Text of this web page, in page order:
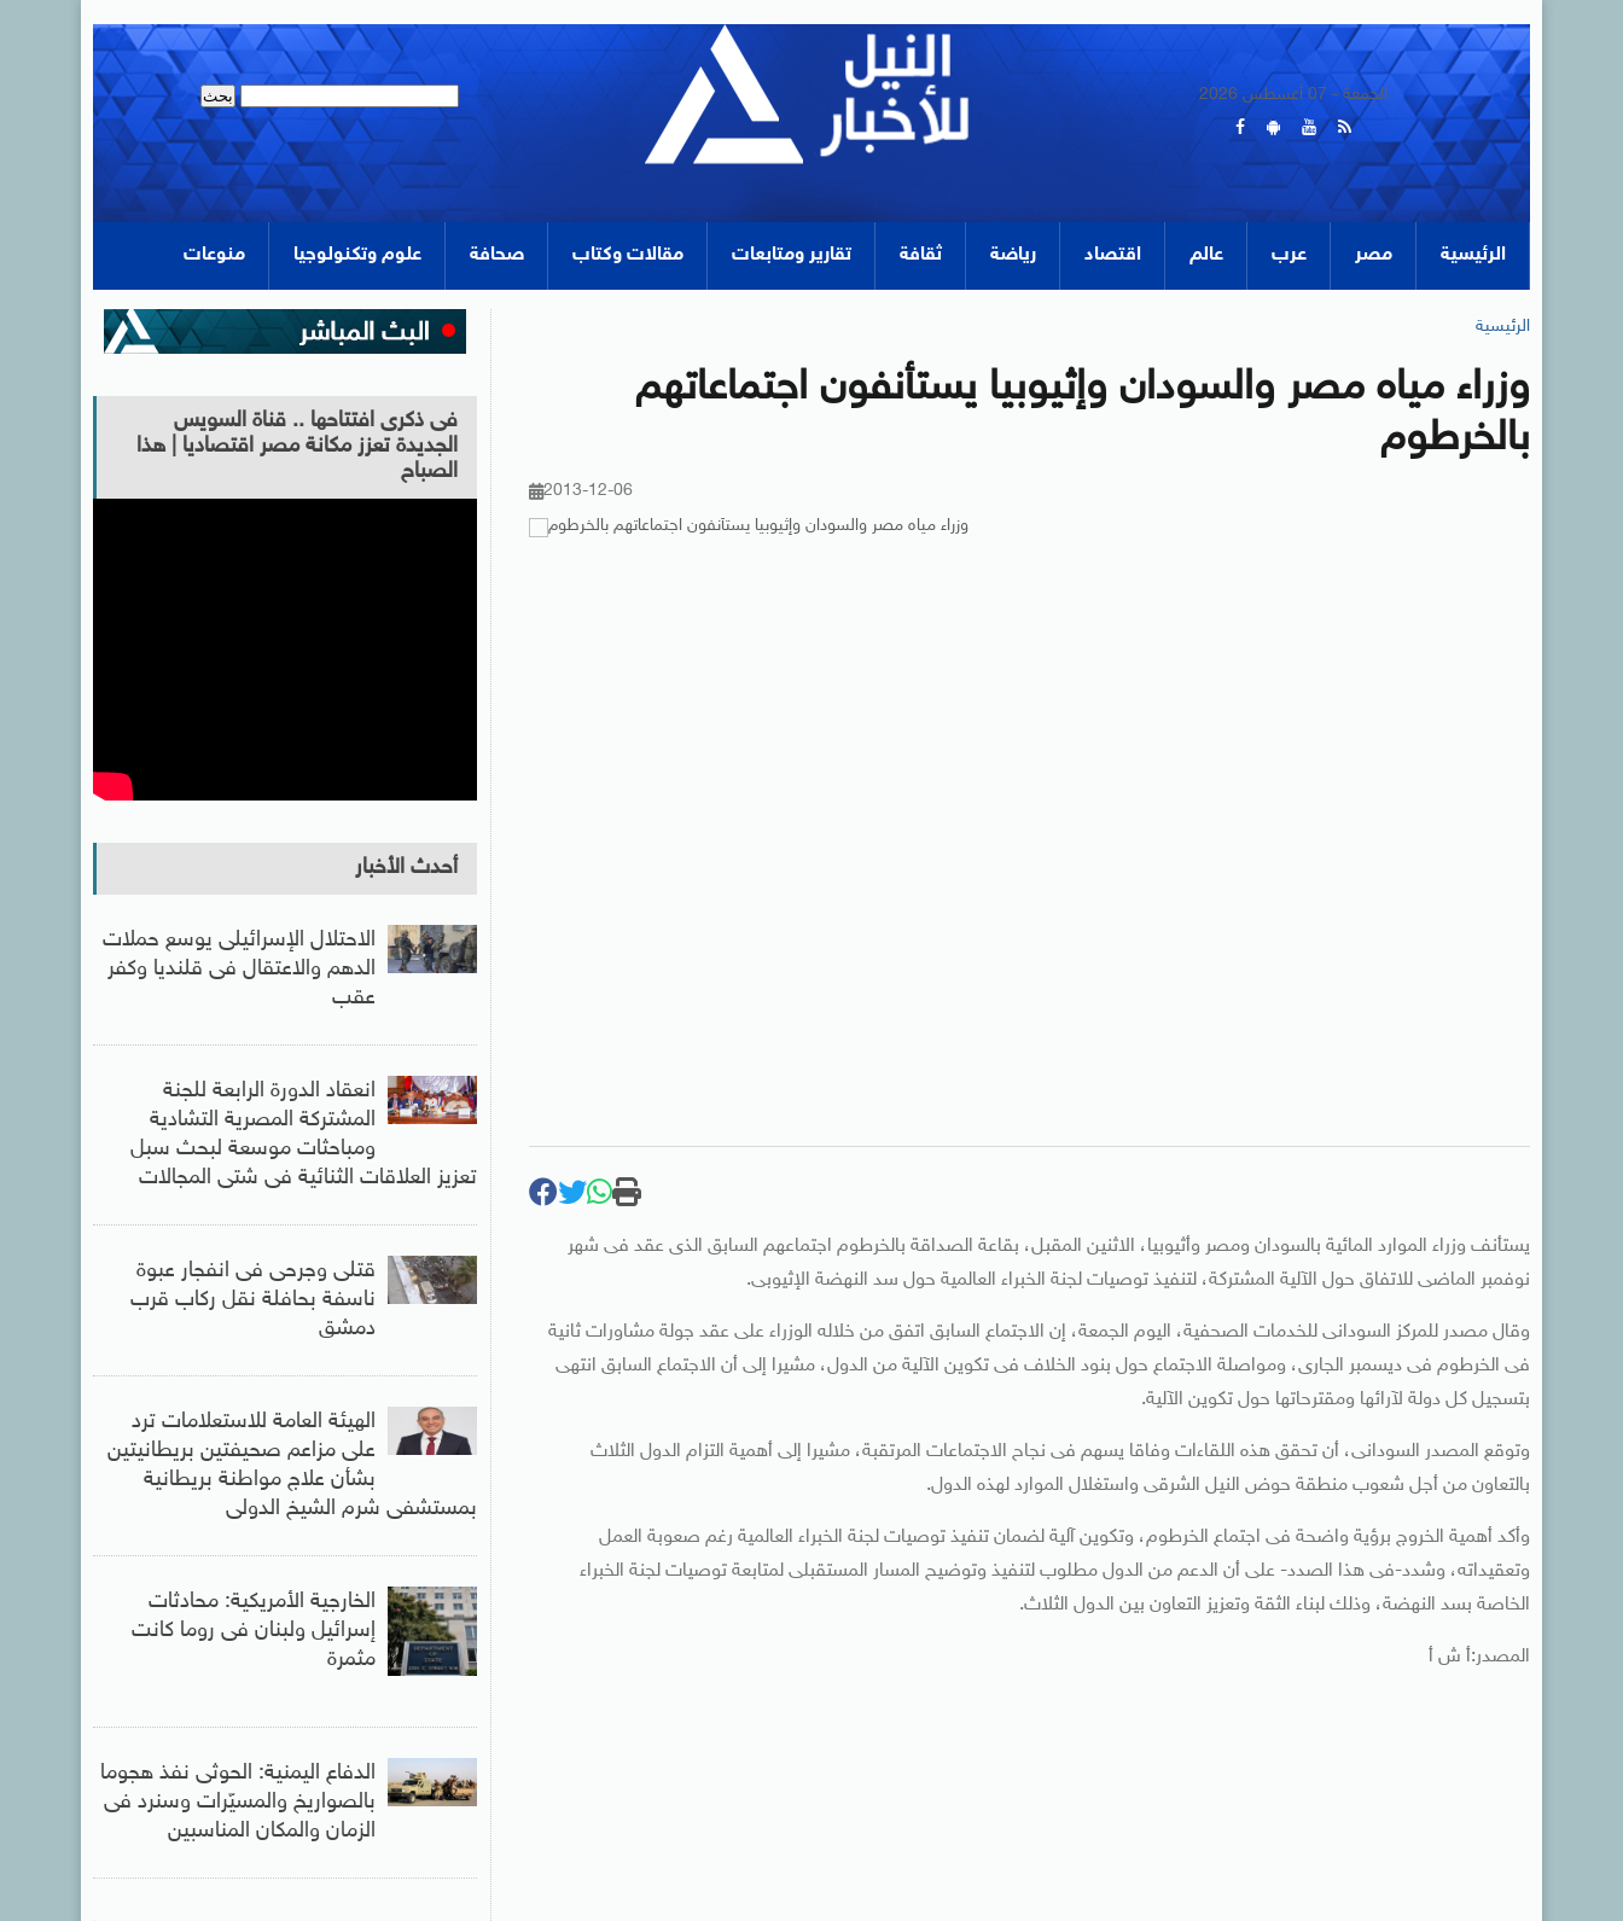
الجمعة - 07 أغسطس 2026
الرئيسية مصر عرب عالم اقتصاد رياضة ثقافة تقارير ومتابعات مقالات وكتاب صحافة علوم وتكنولوجيا منوعات
الرئيسية
وزراء مياه مصر والسودان وإثيوبيا يستأنفون اجتماعاتهم
بالخرطوم
2013-12-06
يستأنف وزراء الموارد المائية بالسودان ومصر وأثيوبيا، الاثنين المقبل، بقاعة الصداقة بالخرطوم اجتماعهم السابق الذى عقد فى شهر
نوفمبر الماضى للاتفاق حول الآلية المشتركة، لتنفيذ توصيات لجنة الخبراء العالمية حول سد النهضة الإثيوبى.
وقال مصدر للمركز السودانى للخدمات الصحفية، اليوم الجمعة، إن الاجتماع السابق اتفق من خلاله الوزراء على عقد جولة مشاورات ثانية
فى الخرطوم فى ديسمبر الجارى، ومواصلة الاجتماع حول بنود الخلاف فى تكوين الآلية من الدول، مشيرا إلى أن الاجتماع السابق انتهى
بتسجيل كل دولة لآرائها ومقترحاتها حول تكوين الآلية.
وتوقع المصدر السودانى، أن تحقق هذه اللقاءات وفاقا يسهم فى نجاح الاجتماعات المرتقبة، مشيرا إلى أهمية التزام الدول الثلاث
بالتعاون من أجل شعوب منطقة حوض النيل الشرقى واستغلال الموارد لهذه الدول.
وأكد أهمية الخروج برؤية واضحة فى اجتماع الخرطوم، وتكوين آلية لضمان تنفيذ توصيات لجنة الخبراء العالمية رغم صعوبة العمل
وتعقيداته، وشدد-فى هذا الصدد- على أن الدعم من الدول مطلوب لتنفيذ وتوضيح المسار المستقبلى لمتابعة توصيات لجنة الخبراء
الخاصة بسد النهضة، وذلك لبناء الثقة وتعزيز التعاون بين الدول الثلاث.
المصدر:أ ش أ
فى ذكرى افتتاحها .. قناة السويس
الجديدة تعزز مكانة مصر اقتصاديا | هذا
الصباح
أحدث الأخبار
الاحتلال الإسرائيلى يوسع حملات
الدهم والاعتقال فى قلنديا وكفر
عقب
انعقاد الدورة الرابعة للجنة
المشتركة المصرية التشادية
ومباحثات موسعة لبحث سبل
تعزيز العلاقات الثنائية فى شتى المجالات
قتلى وجرحى فى انفجار عبوة
ناسفة بحافلة نقل ركاب قرب
دمشق
الهيئة العامة للاستعلامات ترد
على مزاعم صحيفتين بريطانيتين
بشأن علاج مواطنة بريطانية
بمستشفى شرم الشيخ الدولى
الخارجية الأمريكية: محادثات
إسرائيل ولبنان فى روما كانت
مثمرة
الدفاع اليمنية: الحوثى نفذ هجوما
بالصواريخ والمسيّرات وسنرد فى
الزمان والمكان المناسبين